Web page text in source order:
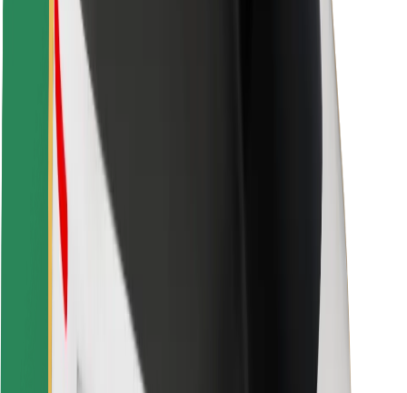
Fahrgast-Sicherheit
Fahrer-Sicherheit
E-Scooter-Sicherheit
Sicherheitslabor
Städte
Standorte
Lösungen für Städte
Flughäfen
Bolt Ladestationen
Support
Für Nutzer:innen
Für Fahrer:innen